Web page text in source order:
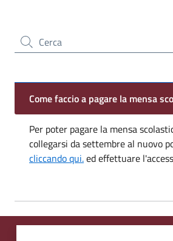
Cerca nel sito
Come faccio a pagare la mensa
Per poter pagare la mensa
collegarsi da settembre al nuovo
cliccando qui.ed effettuare